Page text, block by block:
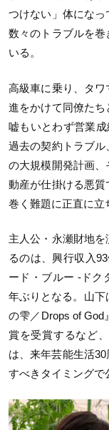
つけない」体にな
数々のトラブルを
いる。
高級車に乗り、タ
進をかけて同僚たち
嘘もいとわず営業
過去の契約トラブ
の大規模開発計画
動産が仕掛ける悪
巻く難題に正直に立
主人公・永瀬財地
るのは、興行収入
ード・ブルー -ドク
年ぶりとなる。山下
の雫／Drops of God
賞を受賞するなど
は、来年芸能生活
すべきタイミングで